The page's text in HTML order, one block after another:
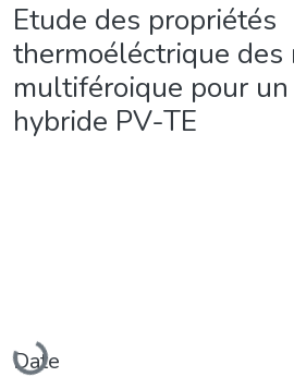
Etude des propriétés
thermoéléctrique des
multiféroique pour
hybride PV-TE
Loading...
Date